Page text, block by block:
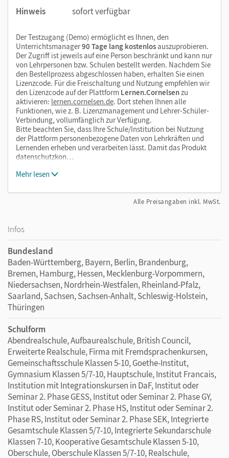
Hinweis
sofort verfügbar
Der Testzugang (Demo) ermöglicht es Ihnen, den
Unterrichtsmanager90 Tage lang kostenlosauszuprobieren.
Der Zugriff ist jeweils auf eine Person beschränkt und kann nur
von Lehrpersonen bzw. Schulen bestellt werden. Nachdem Sie
den Bestellprozess abgeschlossen haben, erhalten Sie einen
Lizenzcode. Für die Freischaltung und Nutzung empfehlen wir
den Lizenzcode auf der Plattform Lernen.Cornelsenzu
aktivieren: lernen.cornelsen.de. Dort stehen Ihnen alle
Funktionen, wie z. B. Lizenzmanagement und Lehrer-Schüler-
Verbindung, vollumfänglich zur Verfügung.
Bitte beachten Sie, dass Ihre Schule/Institution bei Nutzung
der Plattform personenbezogene Daten von Lehrkräften und
Lernenden erheben und verarbeiten lässt. Damit das Produkt
datenschutzkon…
Mehr lesen
Alle Preisangaben inkl. MwSt.
Infos
Bundesland
Baden-Württemberg, Bayern, Berlin, Brandenburg,
Bremen, Hamburg, Hessen, Mecklenburg-Vorpommern,
Niedersachsen, Nordrhein-Westfalen, Rheinland-Pfalz,
Saarland, Sachsen, Sachsen-Anhalt, Schleswig-Holstein,
Thüringen
Schulform
Abendrealschule, Aufbaurealschule, British Council,
Erweiterte Realschule, Firma mit Fremdsprachenkursen,
Gemeinschaftsschule Klassen 5-10, Goethe-Institut,
Gymnasium Klassen 5/7-10, Hauptschule, Institut Francais,
Institution mit Integrationskursen in DaF, Institut oder
Seminar 2. Phase GESS, Institut oder Seminar 2. Phase GY,
Institut oder Seminar 2. Phase HS, Institut oder Seminar 2.
Phase RS, Institut oder Seminar 2. Phase SEK, Integrierte
Gesamtschule Klassen 5/7-10, Integrierte Sekundarschule
Klassen 7-10, Kooperative Gesamtschule Klassen 5-10,
Oberschule, Oberschule Klassen 5/7-10, Realschule,